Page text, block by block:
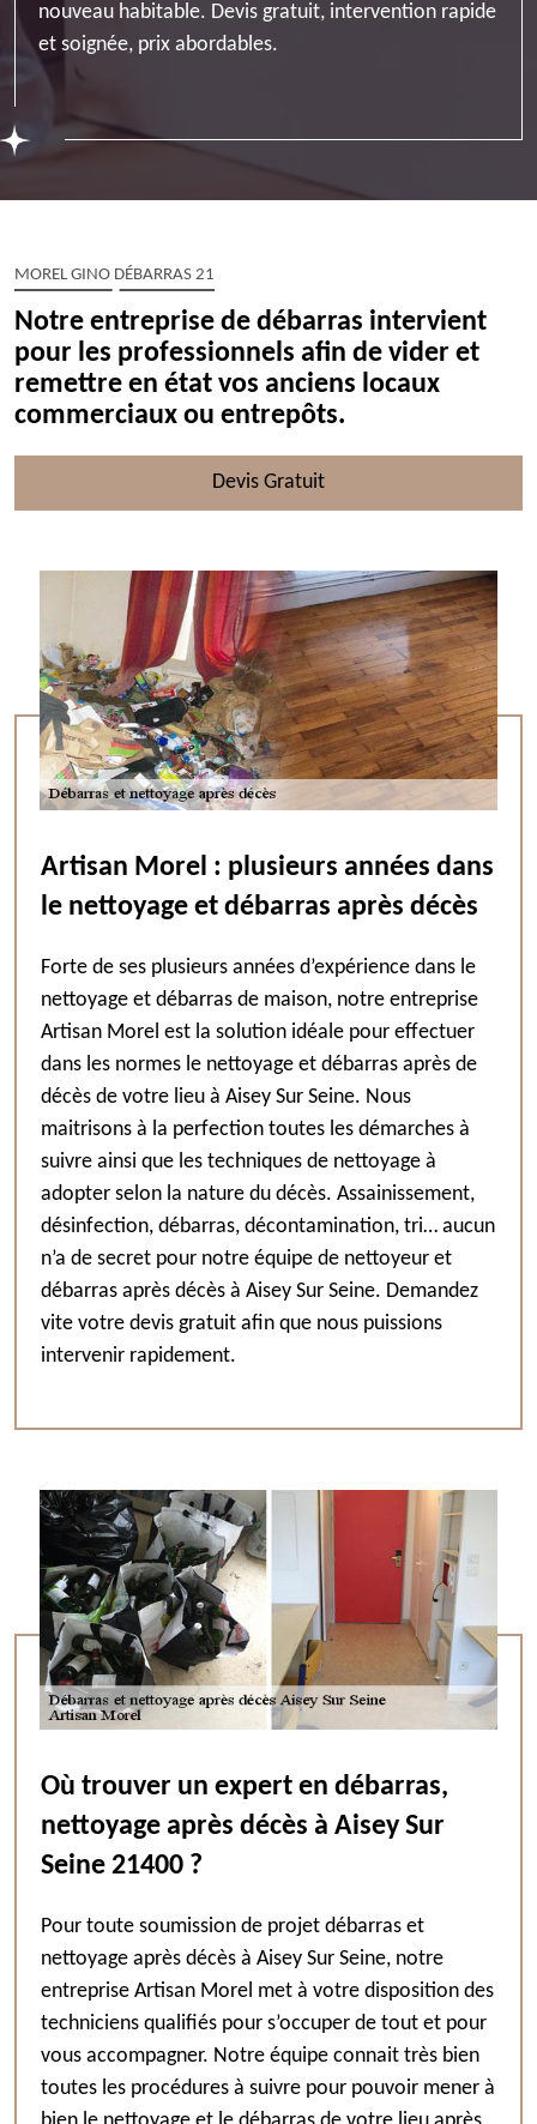
nouveau habitable. Devis gratuit, intervention rapide
et soignée, prix abordables.
MOREL GINO DÉBARRAS 21
Notre entreprise de débarras intervient
pour les professionnels afin de vider et
remettre en état vos anciens locaux
commerciaux ou entrepôts.
Devis Gratuit
Artisan Morel : plusieurs années dans
le nettoyage et débarras après décès
Forte de ses plusieurs années d’expérience dans le
nettoyage et débarras de maison, notre entreprise
Artisan Morel est la solution idéale pour effectuer
dans les normes le nettoyage et débarras après de
décès de votre lieu à Aisey Sur Seine. Nous
maitrisons à la perfection toutes les démarches à
suivre ainsi que les techniques de nettoyage à
adopter selon la nature du décès. Assainissement,
désinfection, débarras, décontamination, tri… aucun
n’a de secret pour notre équipe de nettoyeur et
débarras après décès à Aisey Sur Seine. Demandez
vite votre devis gratuit afin que nous puissions
intervenir rapidement.
Où trouver un expert en débarras,
nettoyage après décès à Aisey Sur
Seine 21400 ?
Pour toute soumission de projet débarras et
nettoyage après décès à Aisey Sur Seine, notre
entreprise Artisan Morel met à votre disposition des
techniciens qualifiés pour s’occuper de tout et pour
vous accompagner. Notre équipe connait très bien
toutes les procédures à suivre pour pouvoir mener à